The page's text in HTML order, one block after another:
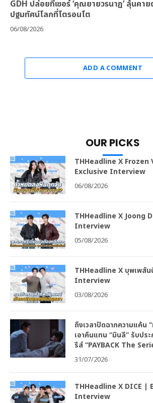
GDH ปล่อยทีเซอร์ ‘คุณยายวรนาฏ’ ลุ้นคา
ปฐมทัศน์โลกที่โตรอนโต
06/08/2026
ADD A COMMENT
OUR PICKS
THHeadline X
Exclusive Interview
06/08/2026
THHeadline X Joong
Interview
05/08/2026
THHeadline X บุพเพสั
Interview
03/08/2026
ถึงเวลาปิดฉากความแค้น
เอาคืนแทน “มินลี” รับปร
รีส์ “PAYBACK The
31/07/2026
THHeadline X DICE |
Interview